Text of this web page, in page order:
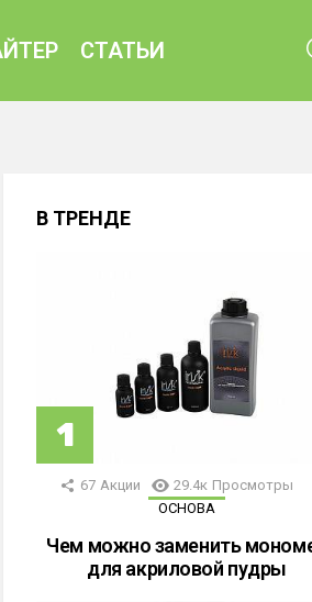
СТАТЬИ
В ТРЕНДЕ
67 Акции 29.4к Просмотры
ОСНОВА
Чем можно заменить
для акриловой пудры